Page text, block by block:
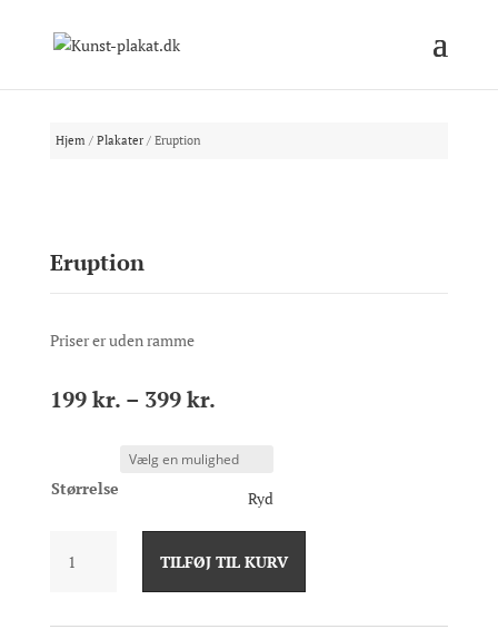
Hjem / Plakater/ Eruption
Eruption
Priser er uden ramme
199kr. – 399kr.Prisinterval:
til
399 kr.
Størrelse Ryd
antal
TILFØJ TIL KURV